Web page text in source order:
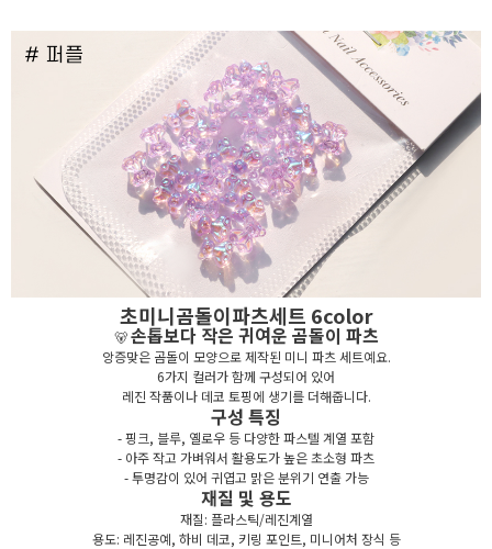
초미니곰돌이파츠세트 6color
🐻손톱보다 작은 귀여운 곰돌이 파츠
앙증맞은 곰돌이 모양으로 제작된 미니 파츠 세트예요.
6가지 컬러가 함께 구성되어 있어
레진 작품이나 데코 토핑에 생기를 더해줍니다.
구성 특징
- 핑크, 블루, 옐로우 등 다양한 파스텔 계열 포함
- 아주 작고 가벼워서 활용도가 높은 초소형 파츠
- 투명감이 있어 귀엽고 맑은 분위기 연출 가능
재질 및 용도
재질: 플라스틱/레진계열
용도: 레진공예, 하비 데코, 키링 포인트, 미니어처 장식 등